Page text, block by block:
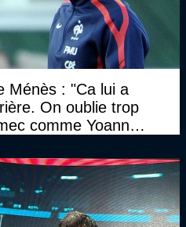
Ménès : "Ca lui a
On oublie trop
comme Yoann